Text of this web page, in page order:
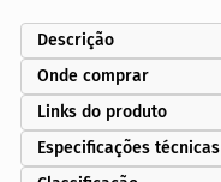
Descrição
Onde comprar
Links do produto
Especificações técnicas